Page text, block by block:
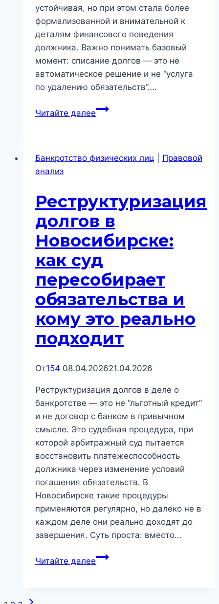
устойчивая, но при этом стала более
формализованной и внимательной к
деталям финансового поведения
должника. Важно понимать базовый
момент: списание долгов — это не
автоматическое решение и не “услуга
по удалению обязательств”….
Читайте далееСписание
как
работает
2026
году
что
изменилось
практике
Банкротство физических лиц
Правовой
анализ
Реструктуризация
долгов в
Новосибирске:
как суд
пересобирает
обязательства и
кому это реально
подходит
От154 08.04.202621.04.2026
Реструктуризация долгов в деле о
банкротстве — это не “льготный кредит”
и не договор с банком в привычном
смысле. Это судебная процедура, при
которой арбитражный суд пытается
восстановить платежеспособность
должника через изменение условий
погашения обязательств. В
Новосибирске такие процедуры
применяются регулярно, но далеко не в
каждом деле они реально доходят до
завершения. Суть проста: вместо…
Читайте далееРеструктуризация